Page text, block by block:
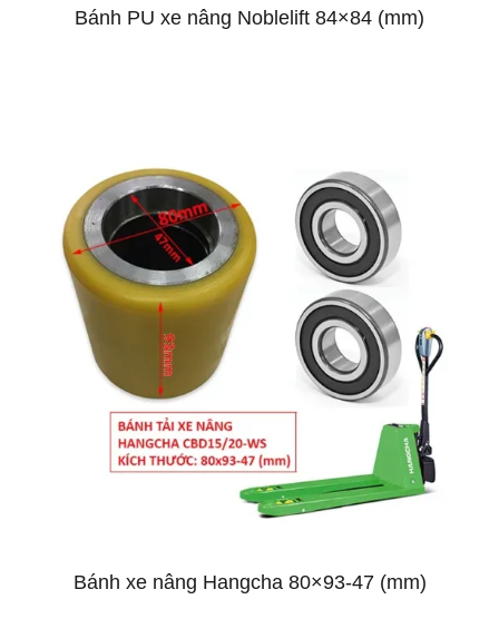
Bánh PU xe nâng Noblelift 84×84 (mm)
Bánh xe nâng Hangcha 80×93-47 (mm)